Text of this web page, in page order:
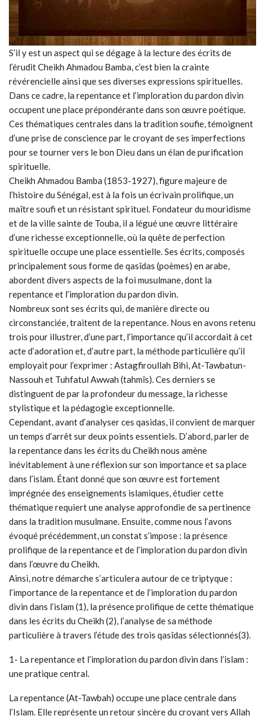
S’il y est un aspect qui se dégage à la lecture des écrits de
l’érudit Cheikh Ahmadou Bamba, c’est bien la crainte
révérencielle ainsi que ses diverses expressions spirituelles.
Dans ce cadre, la repentance et l’imploration du pardon divin
occupent une place prépondérante dans son œuvre poétique.
Ces thématiques centrales dans la tradition soufie, témoignent
d’une prise de conscience par le croyant de ses imperfections
pour se tourner vers le bon Dieu dans un élan de purification
spirituelle.
Cheikh Ahmadou Bamba (1853-1927), figure majeure de
l’histoire du Sénégal, est à la fois un écrivain prolifique, un
maître soufi et un résistant spirituel. Fondateur du mouridisme
et de la ville sainte de Touba, il a légué une œuvre littéraire
d’une richesse exceptionnelle, où la quête de perfection
spirituelle occupe une place essentielle. Ses écrits, composés
principalement sous forme de qasîdas (poèmes) en arabe,
abordent divers aspects de la foi musulmane, dont la
repentance et l’imploration du pardon divin.
Nombreux sont ses écrits qui, de manière directe ou
circonstanciée, traitent de la repentance. Nous en avons retenu
trois pour illustrer, d’une part, l’importance qu’il accordait à cet
acte d’adoration et, d’autre part, la méthode particulière qu’il
employait pour l’exprimer : Astagfiroullah Bihi, At-Tawbatun-
Nassouh et Tuhfatul Awwah (tahmîs). Ces derniers se
distinguent de par la profondeur du message, la richesse
stylistique et la pédagogie exceptionnelle.
Cependant, avant d’analyser ces qasidas, il convient de marquer
un temps d’arrêt sur deux points essentiels. D’abord, parler de
la repentance dans les écrits du Cheikh nous amène
inévitablement à une réflexion sur son importance et sa place
dans l’islam. Étant donné que son œuvre est fortement
imprégnée des enseignements islamiques, étudier cette
thématique requiert une analyse approfondie de sa pertinence
dans la tradition musulmane. Ensuite, comme nous l’avons
évoqué précédemment, un constat s’impose : la présence
prolifique de la repentance et de l’imploration du pardon divin
dans l’œuvre du Cheikh.
Ainsi, notre démarche s’articulera autour de ce triptyque :
l’importance de la repentance et de l’imploration du pardon
divin dans l’islam (1), la présence prolifique de cette thématique
dans les écrits du Cheikh (2), l’analyse de sa méthode
particulière à travers l’étude des trois qasîdas sélectionnés(3).
1- La repentance et l’imploration du pardon divin dans l’islam :
une pratique central.
La repentance (At-Tawbah) occupe une place centrale dans
l’Islam. Elle représente un retour sincère du croyant vers Allah